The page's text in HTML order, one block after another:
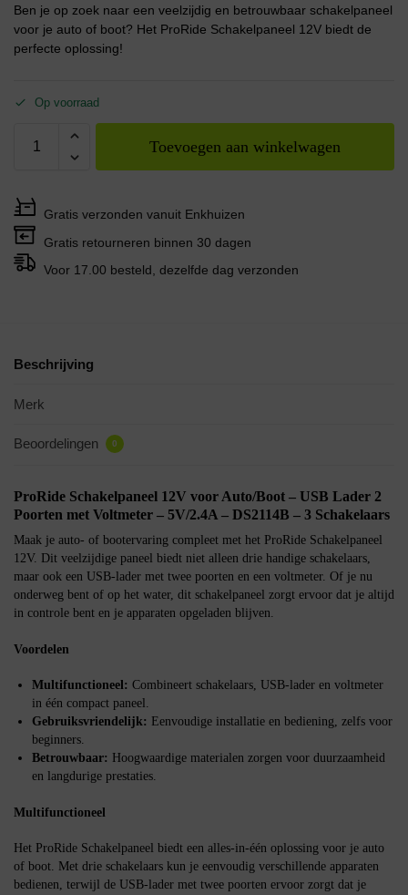
Ben je op zoek naar een veelzijdig en betrouwbaar schakelpaneel
voor je auto of boot? Het ProRide Schakelpaneel 12V biedt de
perfecte oplossing!
Op voorraad
Toevoegen aan winkelwagen
Gratis verzonden vanuit Enkhuizen
Gratis retourneren binnen 30 dagen
Voor 17.00 besteld, dezelfde dag verzonden
Beschrijving
Merk
Beoordelingen 0
ProRide Schakelpaneel 12V voor Auto/Boot – USB Lader 2
Poorten met Voltmeter – 5V/2.4A – DS2114B – 3 Schakelaars
Maak je auto- of bootervaring compleet met het ProRide Schakelpaneel
12V. Dit veelzijdige paneel biedt niet alleen drie handige schakelaars,
maar ook een USB-lader met twee poorten en een voltmeter. Of je nu
onderweg bent of op het water, dit schakelpaneel zorgt ervoor dat je altijd
in controle bent en je apparaten opgeladen blijven.
Voordelen
Multifunctioneel: Combineert schakelaars, USB-lader en voltmeter
in één compact paneel.
Gebruiksvriendelijk: Eenvoudige installatie en bediening, zelfs voor
beginners.
Betrouwbaar: Hoogwaardige materialen zorgen voor duurzaamheid
en langdurige prestaties.
Multifunctioneel
Het ProRide Schakelpaneel biedt een alles-in-één oplossing voor je auto
of boot. Met drie schakelaars kun je eenvoudig verschillende apparaten
bedienen, terwijl de USB-lader met twee poorten ervoor zorgt dat je